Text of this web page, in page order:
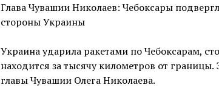
Глава Чувашии Николаев: Чебоксары
стороны Украины
Украина ударила ракетами по Чебоксарам,
находится за тысячу километров от границы.
главы Чувашии Олега Николаева.